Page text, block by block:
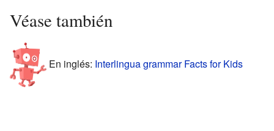
Véase también
En inglés: Interlingua grammar Facts for Kids